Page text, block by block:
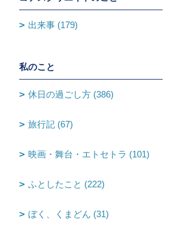
出来事 (179)
私のこと
休日の過ごし方 (386)
旅行記 (67)
映画・舞台・エトセトラ (101)
ふとしたこと (222)
ぼく、くまどん (31)